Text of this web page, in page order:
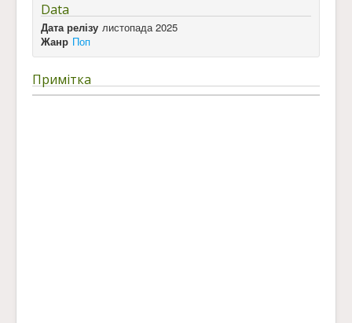
Data
Дата релізу листопада 2025
Жанр Поп
Примітка